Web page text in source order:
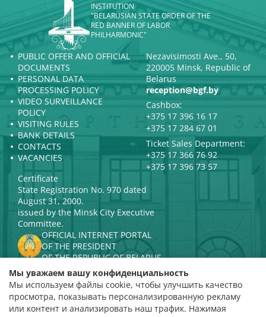
INSTITUTION
"BELARUSIAN STATE ORDER OF THE
RED BANNER OF LABOR
PHILHARMONIC"
PUBLIC OFFER AND OFFICIAL
DOCUMENTS
PERSONAL DATA
PROCESSING POLICY
VIDEO SURVEILLANCE
POLICY
VISITING RULES
BANK DETAILS
CONTACTS
VACANCIES
Nezavisimosti Ave., 50,
220005 Minsk, Republic of
Belarus
reception@bgf.by
Cashbox:
+375 17 396 16 17
+375 17 284 67 01
Ticket Sales Department:
+375 17 366 76 92
+375 17 396 73 57
Certificate
State Registration No. 970 dated
August 31, 2000.
issued by the Minsk City Executive
Committee.
OFFICIAL INTERNET PORTAL
OF THE PRESIDENT
OF THE REPUBLIC OF BELARUS
MINISTRY OF CULTURE OF THE
REPUBLIC OF BELARUS
PORTAL
RATING ASSESSMENT
Мы уважаем вашу конфиденциальность
Мы используем файлы cookie, чтобы улучшить качество
просмотра, показывать персонализированную рекламу
или контент и анализировать наш трафик. Нажимая